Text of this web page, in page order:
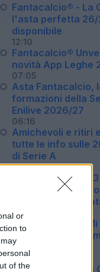
or
to
of the
Fantacalcio® - La
l'asta perfetta 26/
disponibile
12:10
Fantacalcio®
novità App Leghe
07:05
Asta Fantacalcio,
formazioni della
Enilive 2026/27
06:16
Amichevoli e ritiri
tutte le info sulle
di Serie A
22:51
Monza, finisce 3-
amichevole
in gol Pessina,
22:50
Milan, Jashari:
Amorim, vuole
mezzo al campo"
20:30
Bologna, si ferma